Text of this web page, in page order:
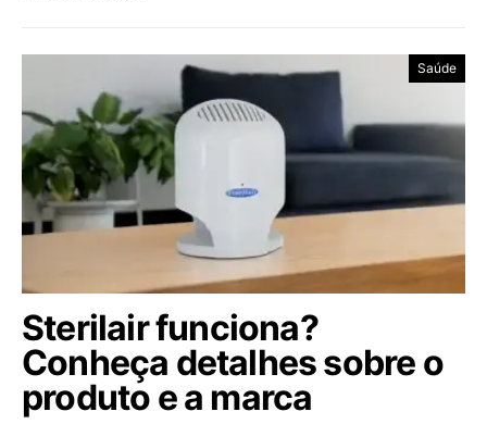
Saúde
Sterilair funciona?
Conheça detalhes sobre o
produto e a marca